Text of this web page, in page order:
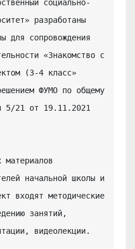
социально-
разработаны
для сопровождения
«Знакомство с
(3-4 класс»
ФУМО по общему
5/21 от 19.11.2021
материалов
начальной школы и
входят методические
занятий,
видеолекции.